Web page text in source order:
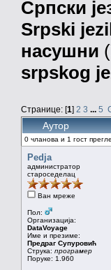
Српски
Srpski
насушни
srpskog
Странице: [1] 2 3 ... 5
Аутор
0 чланова и 1 гост
Pedja
администратор
староседелац
Ван мреже
Пол:
Организација:
DataVoyage
Име и презиме:
Предраг Супуровић
Струка: програмер
Поруке: 1.960